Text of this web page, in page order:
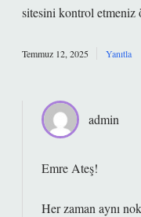
sitesini kontrol etmeniz
Temmuz 12, 2025 Yanıtla
admin
Emre Ateş!
Her zaman aynı